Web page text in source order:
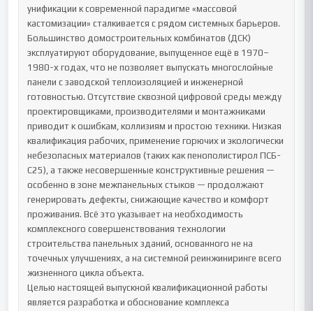
унификации к современной парадигме «массовой
кастомизации» сталкивается с рядом системных барьеров.
Большинство домостроительных комбинатов (ДСК)
эксплуатируют оборудование, выпущенное ещё в 1970–
1980-х годах, что не позволяет выпускать многослойные
панели с заводской теплоизоляцией и инженерной
готовностью. Отсутствие сквозной цифровой среды между
проектировщиками, производителями и монтажниками
приводит к ошибкам, коллизиям и простою техники. Низкая
квалификация рабочих, применение горючих и экологически
небезопасных материалов (таких как пенополистирол ПСБ-
С25), а также несовершенные конструктивные решения —
особенно в зоне межпанельных стыков — продолжают
генерировать дефекты, снижающие качество и комфорт
проживания. Всё это указывает на необходимость
комплексного совершенствования технологии
строительства панельных зданий, основанного не на
точечных улучшениях, а на системной реинжиниринге всего
жизненного цикла объекта.
Целью настоящей выпускной квалификационной работы
является разработка и обоснование комплекса